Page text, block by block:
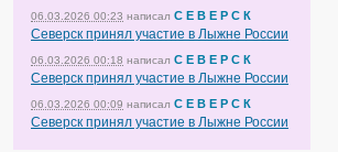
06.03.2026 00:23 написал С Е В Е Р С К
Северск принял участие в Лыжне России
06.03.2026 00:18 написал С Е В Е Р С К
Северск принял участие в Лыжне России
06.03.2026 00:09 написал С Е В Е Р С К
Северск принял участие в Лыжне России